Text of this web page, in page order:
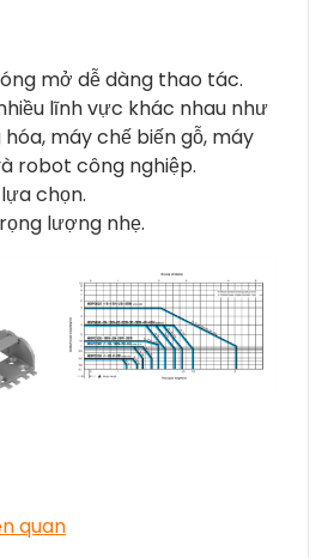
mở dễ dàng thao tác.
lĩnh vực khác nhau như
máy chế biến gỗ, máy
robot công nghiệp.
chọn.
lượng nhẹ.
quan